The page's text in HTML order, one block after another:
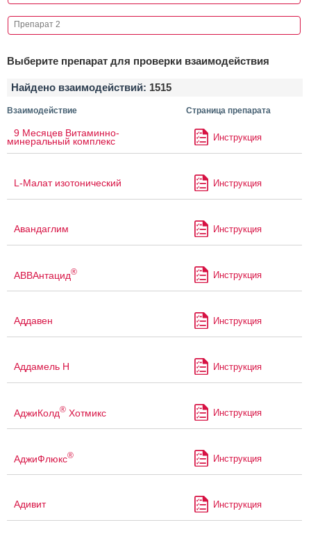
Выберите препарат для проверки взаимодействия
Найдено взаимодействий: 1515
Взаимодействие Страница препарата
9 Месяцев Витаминно-
минеральный комплекс Инструкция
L-Малат изотонический Инструкция
Авандаглим Инструкция
АВВАнтацид® Инструкция
Аддавен Инструкция
Аддамель Н Инструкция
АджиКолд® Хотмикс Инструкция
АджиФлюкс® Инструкция
Адивит Инструкция